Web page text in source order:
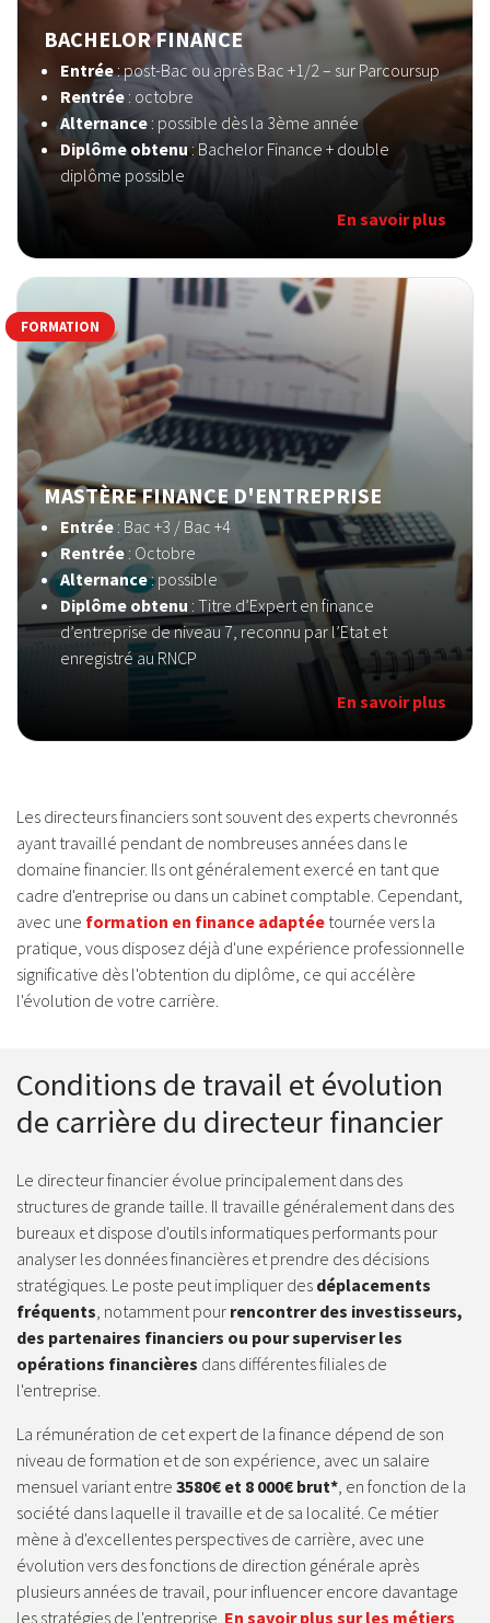
BACHELOR FINANCE
Entrée: post-Bac ou après Bac +1/2 – sur Parcoursup
Rentrée : octobre
Alternance : possible dès la 3ème année
Diplôme obtenu: Bachelor Finance + double
diplôme possible
En savoir plus
MASTÈRE FINANCE D'ENTREPRISE
Entrée : Bac +3 / Bac +4
Rentrée: Octobre
Alternance: possible
Diplôme obtenu : Titre d’Expert en finance
d’entreprise de niveau 7, reconnu par l’Etat et
enregistré au RNCP
En savoir plus
FORMATION
Les directeurs financiers sont souvent des experts chevronnés
ayant travaillé pendant de nombreuses années dans le
domaine financier. Ils ont généralement exercé en tant que
cadre d'entreprise ou dans un cabinet comptable. Cependant,
avec une formation en finance adaptée tournée vers la
pratique, vous disposez déjà d'une expérience professionnelle
significative dès l'obtention du diplôme, ce qui accélère
l'évolution de votre carrière.
Conditions de travail et évolution
de carrière du directeur financier
Le directeur financier évolue principalement dans des
structures de grande taille. Il travaille généralement dans des
bureaux et dispose d'outils informatiques performants pour
analyser les données financières et prendre des décisions
stratégiques. Le poste peut impliquer des déplacements
fréquents, notamment pour rencontrer des investisseurs,
des partenaires financiers ou pour superviser les
opérations financières dans différentes filiales de
l'entreprise.
La rémunération de cet expert de la finance dépend de son
niveau de formation et de son expérience, avec un salaire
mensuel variant entre 3580€ et 8 000€ brut*, en fonction de la
société dans laquelle il travaille et de sa localité. Ce métier
mène à d'excellentes perspectives de carrière, avec une
évolution vers des fonctions de direction générale après
plusieurs années de travail, pour influencer encore davantage
les stratégies de l'entreprise. En savoir plus sur les métiers